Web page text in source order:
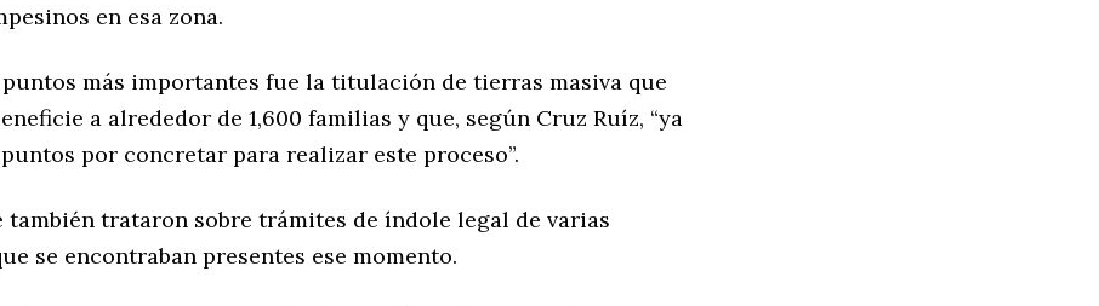
en esa zona.
más importantes fue la titulación de tierras masiva que
a alrededor de 1,600 familias y que, según Cruz Ruíz, “ya
por concretar para realizar este proceso”.
también trataron sobre trámites de índole legal de varias
se encontraban presentes ese momento.